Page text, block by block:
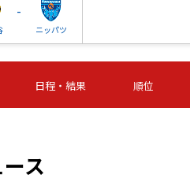
-
ニッパツ
09/05 (土) 15:00
ニッパツ
-
第16節 09/05 (土) 15:00
石人の星
-
次節
日程・結果 順位
ス